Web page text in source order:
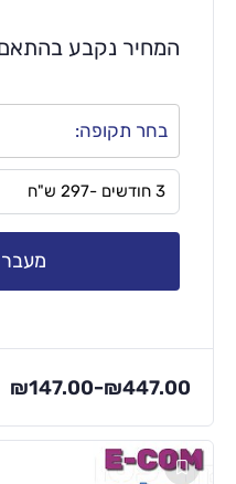
המחיר נקבע
בחר תקופה:
₪147.00–₪447.00